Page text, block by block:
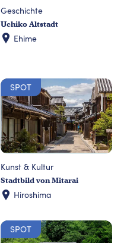
Geschichte
Uchiko Altstadt
Ehime
SPOT
Kunst & Kultur
Stadtbild von Mitarai
Hiroshima
SPOT